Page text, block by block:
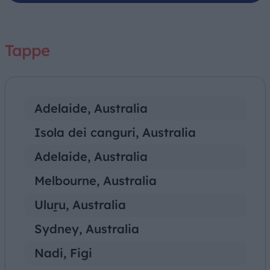
Tappe
Adelaide, Australia
Isola dei canguri, Australia
Adelaide, Australia
Melbourne, Australia
Uluṟu, Australia
Sydney, Australia
Nadi, Figi